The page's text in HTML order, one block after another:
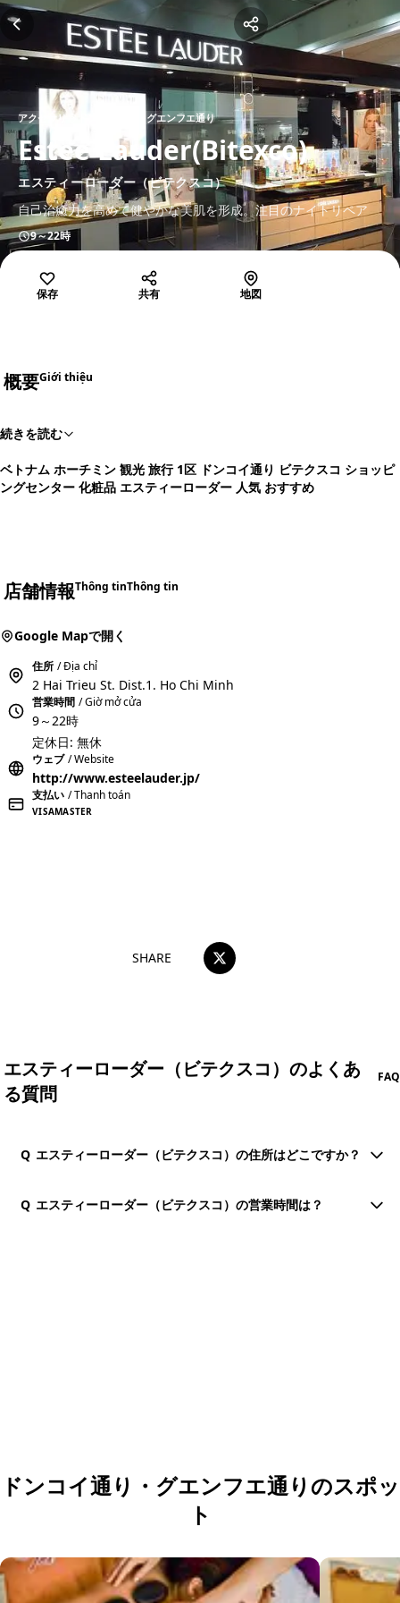
アクセサリ ドンコイ通り・グエンフエ通り
Estee Lauder(Bitexco)
エスティーローダー（ビテクスコ）
自己治癒力を高めて健やかな美肌を形成。注目のナイトリペア
9～22時
保存 共有 地図
概要Giới thiệu
続きを読む
ベトナム ホーチミン 観光 旅行 1区 ドンコイ通り ビテクスコ ショッピ
ングセンター 化粧品 エスティーローダー 人気 おすすめ
店舗情報Thông tinThông tin
Google Mapで開く
住所 / Địa chỉ
2 Hai Trieu St. Dist.1. Ho Chi Minh
営業時間 / Giờ mở cửa
9～22時
定休日: 無休
ウェブ / Website
http://www.esteelauder.jp/
支払い / Thanh toán
VISAMASTER
SHARE
エスティーローダー（ビテクスコ）のよくあ
る質問
FAQ
Q エスティーローダー（ビテクスコ）の住所はどこですか？
Q エスティーローダー（ビテクスコ）の営業時間は？
ドンコイ通り・グエンフエ通りのスポッ
ト